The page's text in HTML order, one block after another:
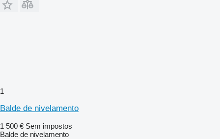
1
Balde de nivelamento
1 500 € Sem impostos
Balde de nivelamento